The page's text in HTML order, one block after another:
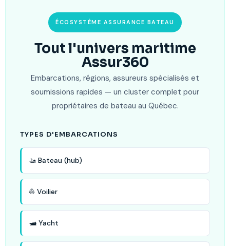
ÉCOSYSTÈME ASSURANCE BATEAU
Tout l'univers maritime
Assur360
Embarcations, régions, assureurs spécialisés et
soumissions rapides — un cluster complet pour
propriétaires de bateau au Québec.
TYPES D'EMBARCATIONS
🚤 Bateau (hub)
⛵ Voilier
🛥️ Yacht